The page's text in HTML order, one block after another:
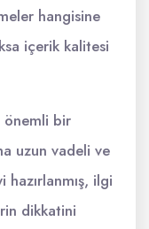
hangisine
içerik kalitesi
önemli bir
uzun vadeli ve
ilgi
dikkatini